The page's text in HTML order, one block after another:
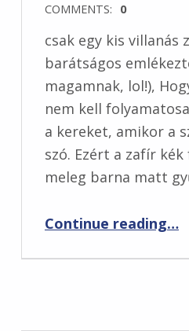
COMMENTS: 0
csak egy kis villanás
barátságos
magamnak, lol!),
nem kell
a kereket, amikor a
szó. Ezért a zafír
meleg barna matt
Continue reading“Könnyű, elegáns őszi
…